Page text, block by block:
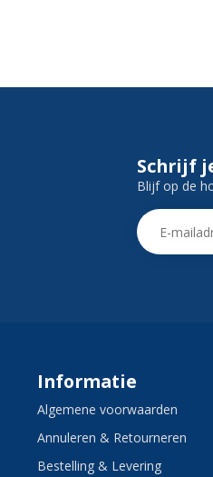
Schrijf
Blijf op de
Informatie
Algemene voorwaarden
Annuleren & Retourneren
Bestelling & Levering